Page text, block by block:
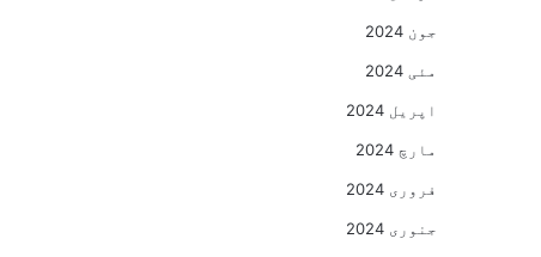
جون 2024
مئی 2024
اپریل 2024
مارچ 2024
فروری 2024
جنوری 2024